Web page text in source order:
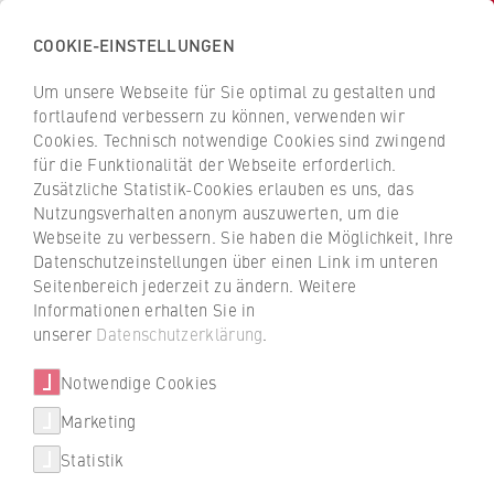
Z
u
ü
k
u
S
a
H
c
h
s
c
h
u
l
e
f
r
W
i
r
Z
u
r
ü
c
k
z
u
r
t
a
t
Forschung und Transfer
Forschungsforum zeigt
beeindruckende Themenvielfalt
Vielfältig, praxisbezogen und stets am Puls
der Zeit – so präsentierte sich die
Forschungslandschaft der HWR Berlin in 27
spannenden Beiträgen im Rahmen des 7.
Forschungsforums.
COOKIE-EINSTELLUNGEN
Um unsere Webseite für Sie optimal zu gestalten und
fortlaufend verbessern zu können, verwenden wir
Cookies. Technisch notwendige Cookies sind zwingend
für die Funktionalität der Webseite erforderlich.
Zusätzliche Statistik-Cookies erlauben es uns, das
Nutzungsverhalten anonym auszuwerten, um die
Webseite zu verbessern. Sie haben die Möglichkeit, Ihre
Datenschutzeinstellungen über einen Link im unteren
Seitenbereich jederzeit zu ändern. Weitere
Informationen erhalten Sie in
unserer Datenschutzerklärung
Notwendige Cookies
Marketing
Statistik